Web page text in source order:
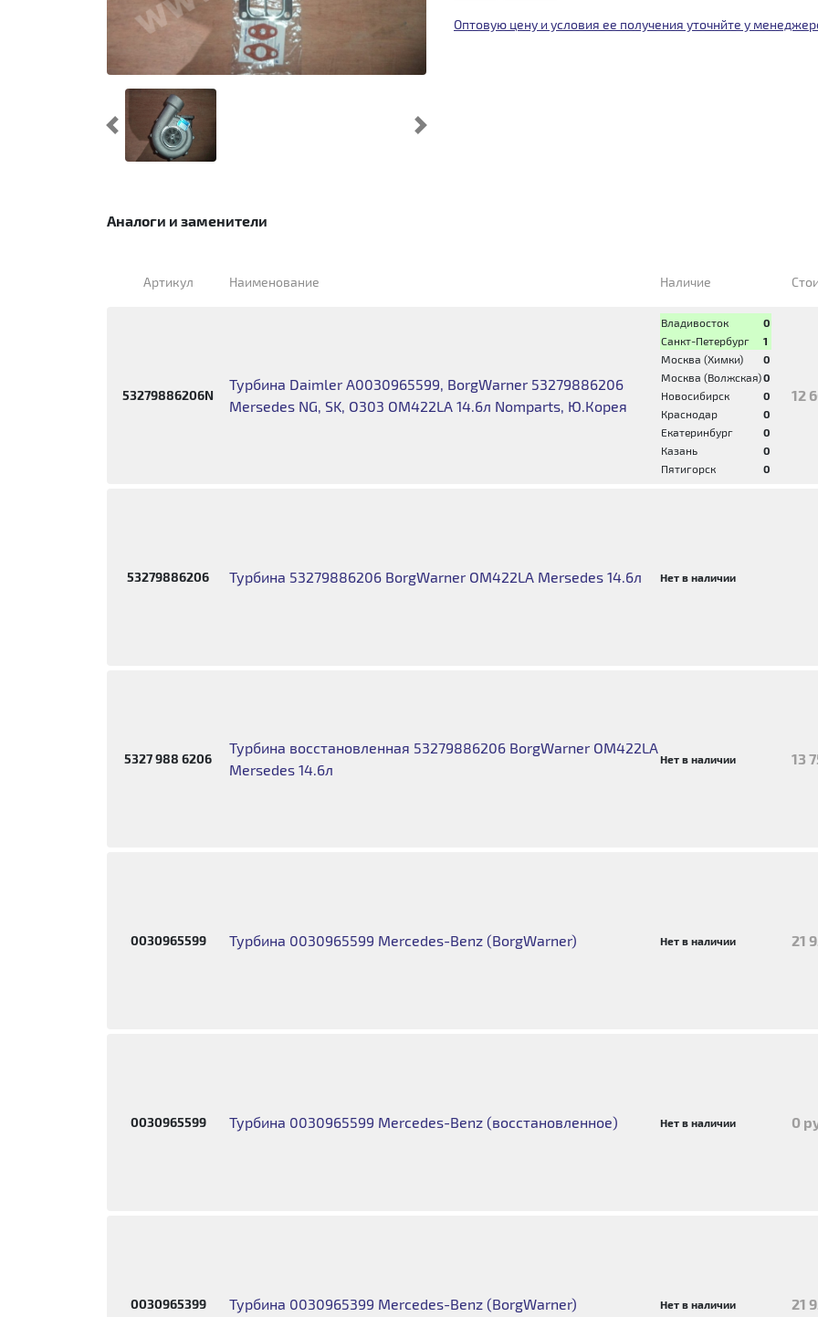
Предыдущий Cледующий
Оптовую цену и условия ее получения уточнйте у
Аналоги и заменители
Артикул Наименование Наличие
53279886206N
Турбина Daimler A0030965599, BorgWarner 53279886206
Mersedes NG, SK, O303 OM422LA 14.6л Nomparts, Ю.Корея
Владивосток
0
Санкт-Петербург
1
Москва (Химки)
0
Москва (Волжская)0
Новосибирск
0
Краснодар
0
Екатеринбург
0
Казань
0
Пятигорск
0
12
53279886206 Турбина 53279886206 BorgWarner OM422LA Mersedes 14.6л Нет в наличии
5327 988 6206
Турбина восстановленная 53279886206 BorgWarner OM422LA
Mersedes 14.6л
Нет в наличии 13
0030965599 Турбина 0030965599 Mercedes-Benz (BorgWarner) Нет в наличии 21
0030965599 Турбина 0030965599 Mercedes-Benz (восстановленное) Нет в наличии 0
0030965399 Турбина 0030965399 Mercedes-Benz (BorgWarner) Нет в наличии 21